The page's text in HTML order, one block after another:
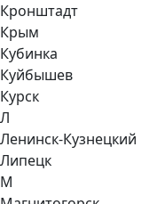
Кронштадт
Крым
Кубинка
Куйбышев
Курск
Л
Ленинск-Кузнецкий
Липецк
М